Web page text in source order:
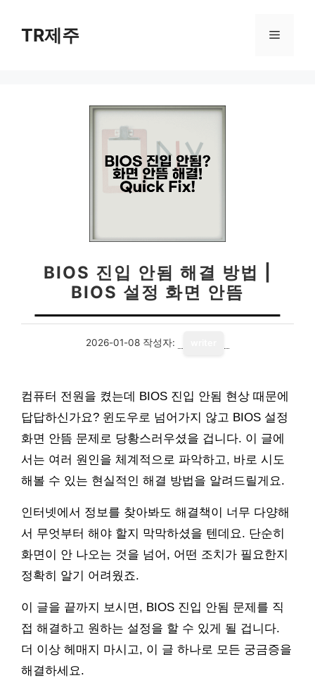
TR제주 메
BIOS 진입 안됨 해결 방법 |
BIOS 설정 화면 안뜸
2026-01-08 작성자:
컴퓨터 전원을 켰는데 BIOS 진입 안됨 현상 때문에
답답하신가요? 윈도우로 넘어가지 않고 BIOS 설정
화면 안뜸 문제로 당황스러우셨을 겁니다. 이 글에
서는 여러 원인을 체계적으로 파악하고, 바로 시도
해볼 수 있는 현실적인 해결 방법을 알려드릴게요.
인터넷에서 정보를 찾아봐도 해결책이 너무 다양해
서 무엇부터 해야 할지 막막하셨을 텐데요. 단순히
화면이 안 나오는 것을 넘어, 어떤 조치가 필요한지
정확히 알기 어려웠죠.
이 글을 끝까지 보시면, BIOS 진입 안됨 문제를 직
접 해결하고 원하는 설정을 할 수 있게 될 겁니다.
더 이상 헤매지 마시고, 이 글 하나로 모든 궁금증을
해결하세요.